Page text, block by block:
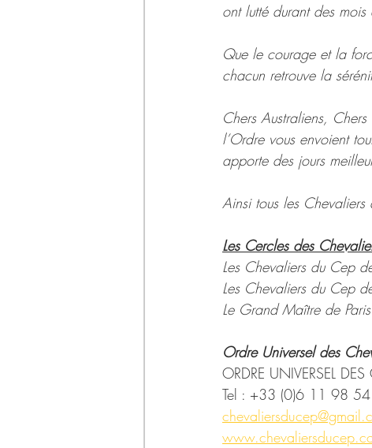
ont lutté durant des
Que le courage et la
chacun retrouve la
Chers Australiens,
l’Ordre vous envoient
apporte des jours
Ainsi tous les Chevaliers
Les Cercles des
Les Chevaliers du Cep
Les Chevaliers du Cep
Le Grand Maître de
Ordre Universel des
ORDRE UNIVERSEL
Tel : +33 (0)6 11 98